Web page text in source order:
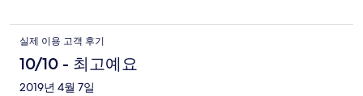
실제 이용 고객 후기
10/10 - 최고예요
2019년 4월 7일